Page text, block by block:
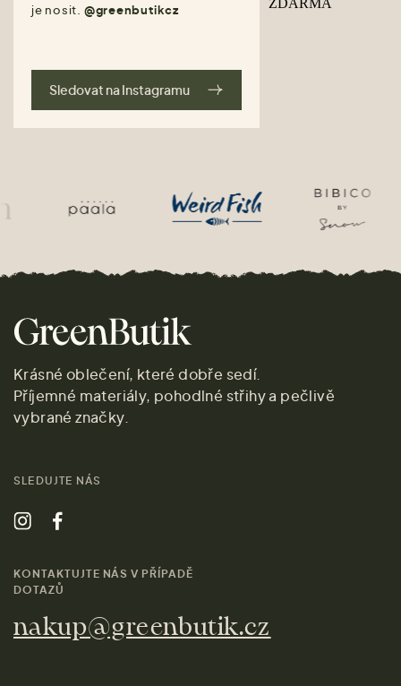
je nosit. @greenbutikcz
Sledovat na Instagramu
Krásné oblečení, které dobře sedí.
Příjemné materiály, pohodlné střihy a pečlivě
vybrané značky.
SLEDUJTE NÁS
KONTAKTUJTE NÁS V PŘÍPADĚ
DOTAZŮ
nakup@greenbutik.cz